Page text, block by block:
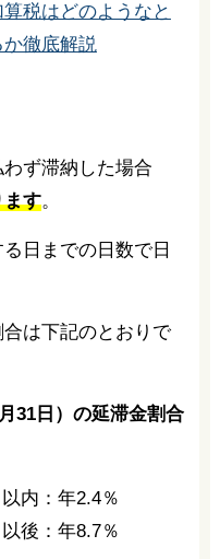
税はどのようなと
徹底解説
ず滞納した場合
ます。
日までの日数で日
は下記のとおりで
31日）の延滞金割合
内：年2.4％
後：年8.7％